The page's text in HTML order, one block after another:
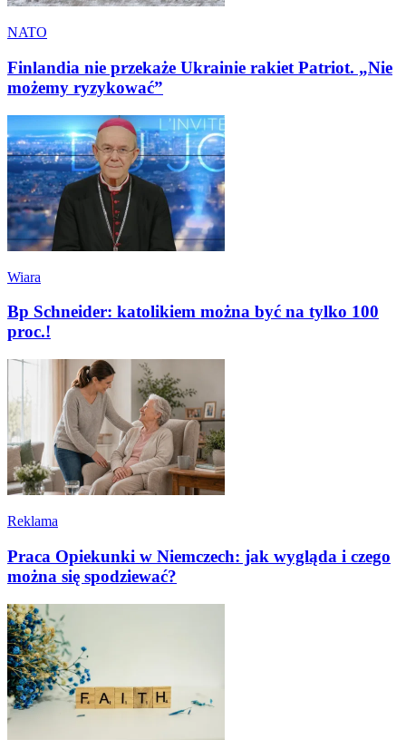
NATO
Finlandia nie przekaże Ukrainie rakiet Patriot. „Nie
możemy ryzykować”
Wiara
Bp Schneider: katolikiem można być na tylko 100
proc.!
Reklama
Praca Opiekunki w Niemczech: jak wygląda i czego
można się spodziewać?